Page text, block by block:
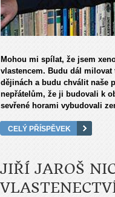
Mohou mi spílat, že jsem
vlastencem. Budu dál
dějinách a budu chválit naše
nepřátelům, že ji budovali k
sevřené horami vybudovali
CELÝ PŘÍSPĚVEK
JIŘÍ JAROŠ